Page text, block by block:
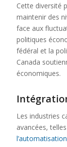
Cette diversité
maintenir des
face aux
politiques
fédéral et la
Canada
économiques.
Les industries
avancées,
l’automatisation